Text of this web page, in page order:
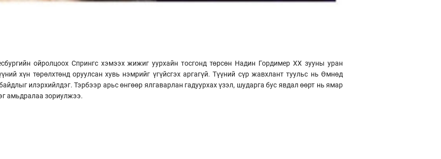
ойролцоох Спрингс хэмээх жижиг уурхайн тосгонд төрсөн Надин Гордимер ХХ зууны уран
хүн төрөлхтөнд оруулсан хувь нэмрийг үгүйсгэх аргагүй. Түүний сүр жавхлант туульс нь Өмнөд
илэрхийлдэг. Тэрбээр арьс өнгөөр ​​​​ялгаварлан гадуурхах үзэл, шударга бус явдал өөрт нь ямар
амьдралаа зориулжээ.